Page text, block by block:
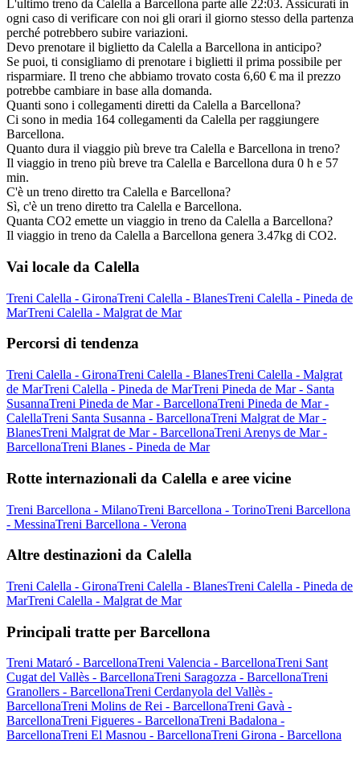
L'ultimo treno da Calella a Barcellona parte alle 22:03. Assicurati in
ogni caso di verificare con noi gli orari il giorno stesso della partenza
perché potrebbero subire variazioni.
Devo prenotare il biglietto da Calella a Barcellona in anticipo?
Se puoi, ti consigliamo di prenotare i biglietti il prima possibile per
risparmiare. Il treno che abbiamo trovato costa 6,60 € ma il prezzo
potrebbe cambiare in base alla domanda.
Quanti sono i collegamenti diretti da Calella a Barcellona?
Ci sono in media 164 collegamenti da Calella per raggiungere
Barcellona.
Quanto dura il viaggio più breve tra Calella e Barcellona in treno?
Il viaggio in treno più breve tra Calella e Barcellona dura 0 h e 57
min.
C'è un treno diretto tra Calella e Barcellona?
Sì, c'è un treno diretto tra Calella e Barcellona.
Quanta CO2 emette un viaggio in treno da Calella a Barcellona?
Il viaggio in treno da Calella a Barcellona genera 3.47kg di CO2.
Vai locale da Calella
Treni Calella - GironaTreni Calella - BlanesTreni Calella - Pineda de
MarTreni Calella - Malgrat de Mar
Percorsi di tendenza
Treni Calella - GironaTreni Calella - BlanesTreni Calella - Malgrat
de MarTreni Calella - Pineda de MarTreni Pineda de Mar - Santa
SusannaTreni Pineda de Mar - BarcellonaTreni Pineda de Mar -
CalellaTreni Santa Susanna - BarcellonaTreni Malgrat de Mar -
BlanesTreni Malgrat de Mar - BarcellonaTreni Arenys de Mar -
BarcellonaTreni Blanes - Pineda de Mar
Rotte internazionali da Calella e aree vicine
Treni Barcellona - MilanoTreni Barcellona - TorinoTreni Barcellona
- MessinaTreni Barcellona - Verona
Altre destinazioni da Calella
Treni Calella - GironaTreni Calella - BlanesTreni Calella - Pineda de
MarTreni Calella - Malgrat de Mar
Principali tratte per Barcellona
Treni Mataró - BarcellonaTreni Valencia - BarcellonaTreni Sant
Cugat del Vallès - BarcellonaTreni Saragozza - BarcellonaTreni
Granollers - BarcellonaTreni Cerdanyola del Vallès -
BarcellonaTreni Molins de Rei - BarcellonaTreni Gavà -
BarcellonaTreni Figueres - BarcellonaTreni Badalona -
BarcellonaTreni El Masnou - BarcellonaTreni Girona - Barcellona